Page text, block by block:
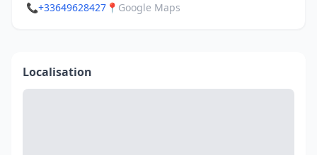
📞+33649628427 📍 Google Maps
Localisation